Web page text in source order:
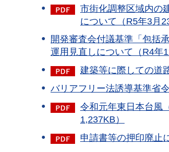
市街化調整区域内の
について（R5年3月
開発審査会付議基準「包括
運用見直しについて（R4年
建築等に際しての道
バリアフリー法誘導基準省
令和元年東日本台風
1,237KB）
申請書等の押印廃止